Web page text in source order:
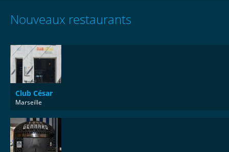
Nouveaux restaurants
Club César
Marseille